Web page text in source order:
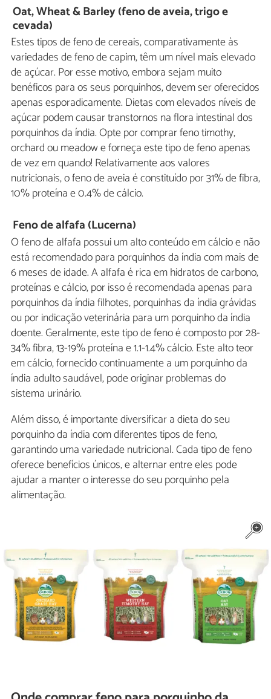
Oat, Wheat & Barley (feno de aveia, trigo e
cevada)
Estes tipos de feno de cereais, comparativamente às
variedades de feno de capim, têm um nível mais elevado
de açúcar. Por esse motivo, embora sejam muito
benéficos para os seus porquinhos, devem ser oferecidos
apenas esporadicamente. Dietas com elevados níveis de
açúcar podem causar transtornos na flora intestinal dos
porquinhos da índia. Opte por comprar feno timothy,
orchard ou meadow e forneça este tipo de feno apenas
de vez em quando! Relativamente aos valores
nutricionais, o feno de aveia é constituído por 31% de fibra,
10% proteína e 0.4% de cálcio.
Feno de alfafa (Lucerna)
O feno de alfafa possui um alto conteúdo em cálcio e não
está recomendado para porquinhos da índia com mais de
6 meses de idade. A alfafa é rica em hidratos de carbono,
proteínas e cálcio, por isso é recomendada apenas para
porquinhos da índia filhotes, porquinhas da índia grávidas
ou por indicação veterinária para um porquinho da índia
doente. Geralmente, este tipo de feno é composto por 28-
34% fibra, 13-19% proteína e 1.1-1.4% cálcio. Este alto teor
em cálcio, fornecido continuamente a um porquinho da
índia adulto saudável, pode originar problemas do
sistema urinário.
Além disso, é importante diversificar a dieta do seu
porquinho da índia com diferentes tipos de feno,
garantindo uma variedade nutricional. Cada tipo de feno
oferece benefícios únicos, e alternar entre eles pode
ajudar a manter o interesse do seu porquinho pela
alimentação.